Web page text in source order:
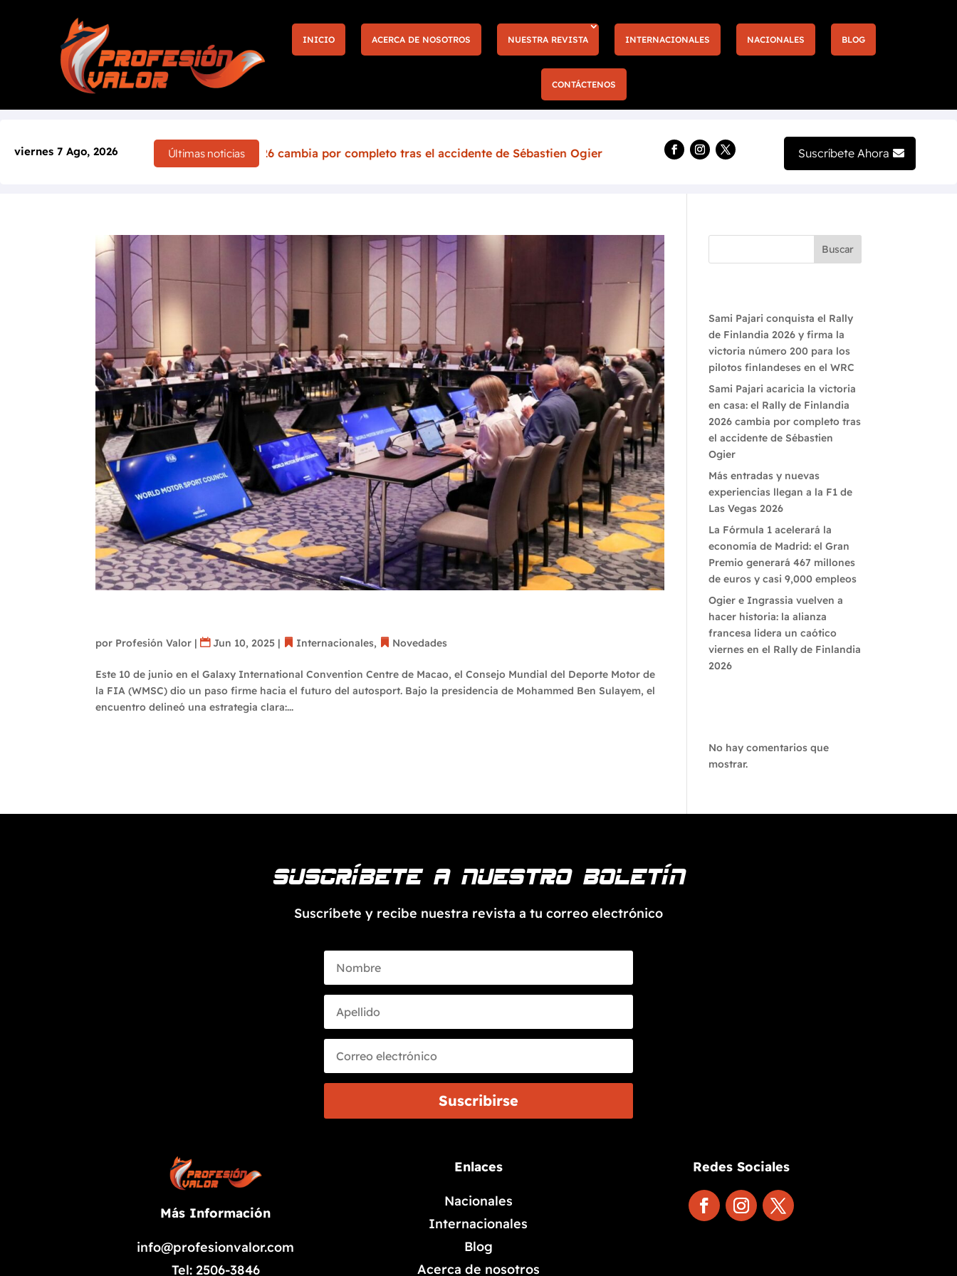
INICIO ACERCA DE NOSOTROS NUESTRA REVISTA INTERNACIONALES NACIONALES BLOG
CONTÁCTENOS
viernes 7 Ago, 2026 Últimas noticias
Rally de Finlandia 2026 cambia por completo tras el accidente de Sébastien Ogier Más entradas y nuevas experiencias llegan a la F1 de Las Vegas 2026
Suscríbete Ahora
por Profesión Valor | Jun 10, 2025 | Internacionales, Novedades
Este 10 de junio en el Galaxy International Convention Centre de Macao, el Consejo Mundial del Deporte Motor de
la FIA (WMSC) dio un paso firme hacia el futuro del autosport. Bajo la presidencia de Mohammed Ben Sulayem, el
encuentro delineó una estrategia clara:...
Buscar
Sami Pajari conquista el Rally
de Finlandia 2026 y firma la
victoria número 200 para los
pilotos finlandeses en el WRC
Sami Pajari acaricia la victoria
en casa: el Rally de Finlandia
2026 cambia por completo tras
el accidente de Sébastien
Ogier
Más entradas y nuevas
experiencias llegan a la F1 de
Las Vegas 2026
La Fórmula 1 acelerará la
economía de Madrid: el Gran
Premio generará 467 millones
de euros y casi 9,000 empleos
Ogier e Ingrassia vuelven a
hacer historia: la alianza
francesa lidera un caótico
viernes en el Rally de Finlandia
2026
No hay comentarios que
mostrar.
Suscríbete a nuestro boletín
Suscríbete y recibe nuestra revista a tu correo electrónico
Suscribirse
Más Información
info@profesionvalor.com
Tel: 2506-3846
Enlaces
Nacionales
Internacionales
Blog
Acerca de nosotros
Redes Sociales